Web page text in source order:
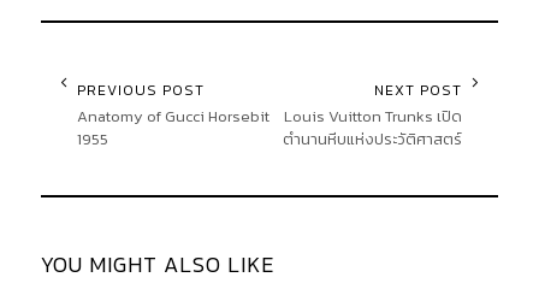
PREVIOUS POST
Anatomy of Gucci Horsebit
1955
NEXT POST
Louis Vuitton Trunks เปิด
ตำนานหีบแห่งประวัติศาสตร์
YOU MIGHT ALSO LIKE